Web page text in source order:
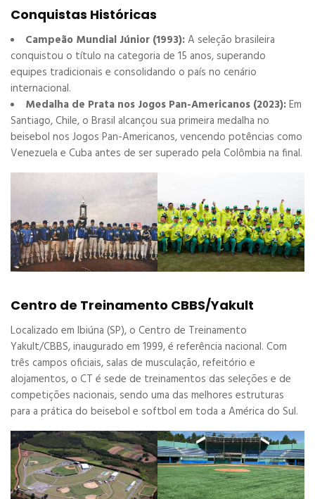
Conquistas Históricas
Campeão Mundial Júnior (1993):A seleção brasileira
conquistou o título na categoria de 15 anos, superando
equipes tradicionais e consolidando o país no cenário
internacional.
Medalha de Prata nos Jogos Pan-Americanos (2023):Em
Santiago, Chile, o Brasil alcançou sua primeira medalha no
beisebol nos Jogos Pan-Americanos, vencendo potências como
Venezuela e Cuba antes de ser superado pela Colômbia na final.
Centro de Treinamento CBBS/Yakult
Localizado em Ibiúna (SP), o Centro de Treinamento
Yakult/CBBS, inaugurado em 1999, é referência nacional. Com
três campos oficiais, salas de musculação, refeitório e
alojamentos, o CT é sede de treinamentos das seleções e de
competições nacionais, sendo uma das melhores estruturas
para a prática do beisebol e softbol em toda a América do Sul.